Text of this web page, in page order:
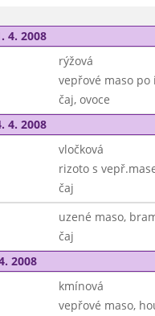
4. 2008
rýžová
vepřové maso po
čaj, ovoce
4. 2008
vločková
rizoto s
čaj
uzené maso,
čaj
2008
kmínová
vepřové maso,